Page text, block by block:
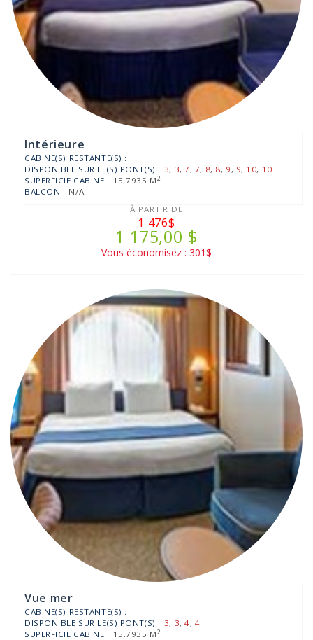
Intérieure
CABINE(S) RESTANTE(S) :
DISPONIBLE SUR LE(S) PONT(S) : 3, 3,7, 7, 8, 8, 9, 9, 10, 10
SUPERFICIE CABINE : 15.7935 M2
BALCON : N/A
À PARTIR DE
1 476$
1 175,00 $
Vous économisez : 301$
Vue mer
CABINE(S) RESTANTE(S) :
DISPONIBLE SUR LE(S) PONT(S) : 3, 3,4, 4
SUPERFICIE CABINE : 15.7935 M2